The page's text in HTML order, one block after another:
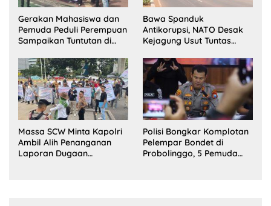
Gerakan Mahasiswa dan
Pemuda Peduli Perempuan
Sampaikan Tuntutan di
Bawa Spanduk
Antikorupsi, NATO Desak
Kejagung Usut Tuntas
Massa SCW Minta Kapolri
Ambil Alih Penanganan
Laporan Dugaan
Polisi Bongkar Komplotan
Pelempar Bondet di
Probolinggo, 5 Pemuda